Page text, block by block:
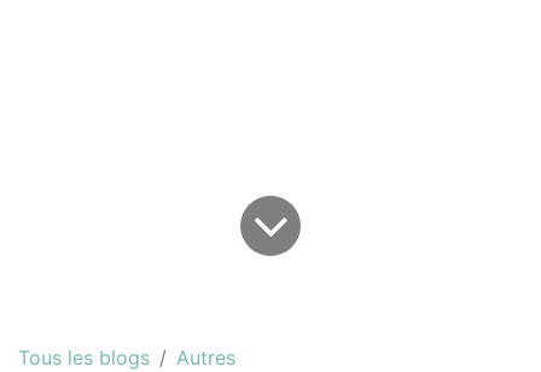
Tous les blogs
Autres